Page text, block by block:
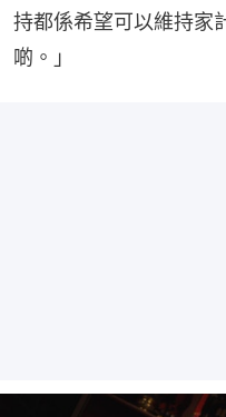
持都係希望可以維持家
啲。」